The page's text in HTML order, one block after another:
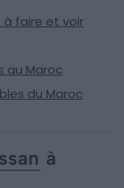
à faire et voir
au Maroc
du Maroc
à